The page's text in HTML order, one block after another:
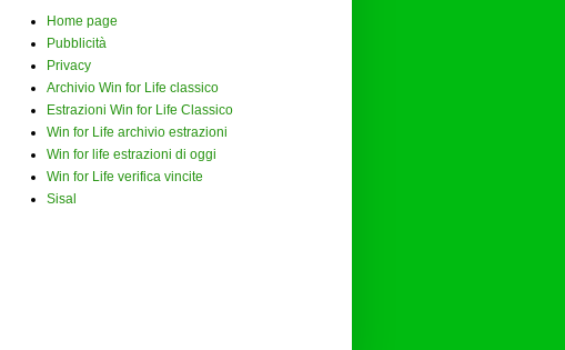
Home page
Pubblicità
Privacy
Archivio Win for Life classico
Estrazioni Win for Life Classico
Win for Life archivio estrazioni
Win for life estrazioni di oggi
Win for Life verifica vincite
Sisal